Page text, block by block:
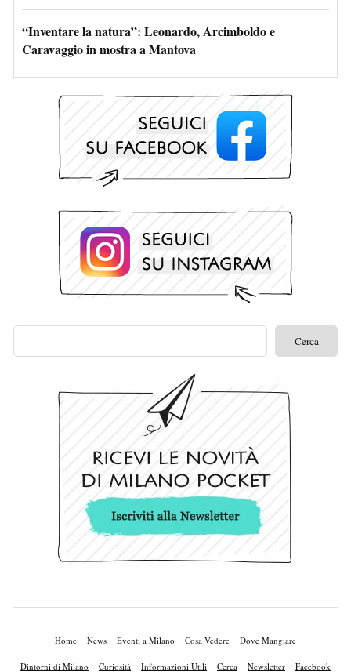
“Inventare la natura”: Leonardo, Arcimboldo e
Caravaggio in mostra a Mantova
Home News Eventi a Milano Cosa Vedere Dove Mangiare
Dintorni di Milano Curiosità Informazioni Utili Cerca Newsletter Facebook